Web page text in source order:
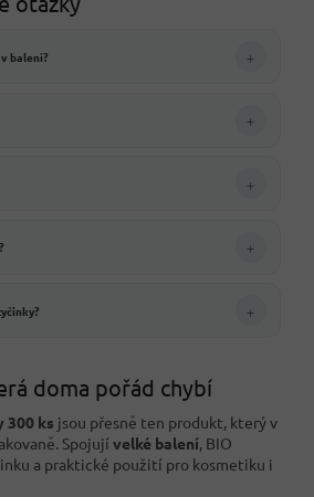
balení? +
+
+
+
+
doma pořád chybí
300 ks jsou přesně ten produkt, který v
Spojují velké balení, BIO
a praktické použití pro kosmetiku i